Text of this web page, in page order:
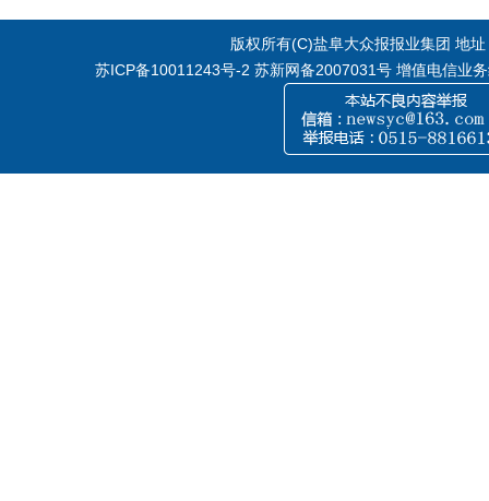
版权所有(C)盐阜大众报报业集团 地
苏ICP备10011243号-2 苏新网备2007031号 增值电信业